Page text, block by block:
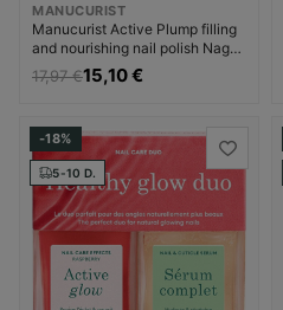
MANUCURIST
Manucurist Active Plump filling
and nourishing nail polish Nagų
lakas Moterims
17,97 €15,10 €
-18%
5-10 D.